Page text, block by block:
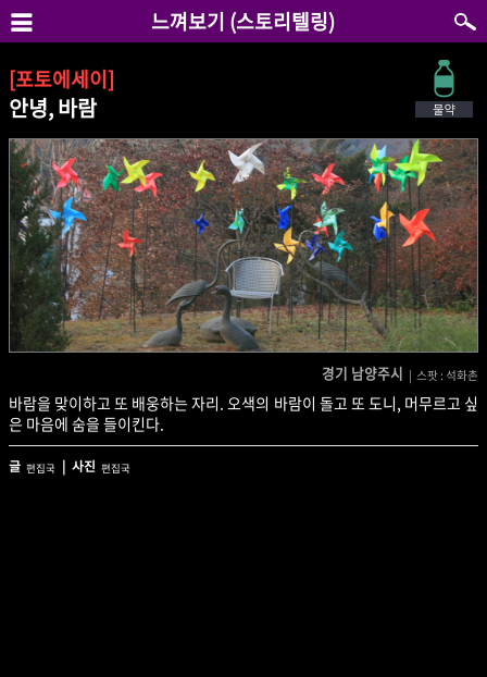
느껴보기 (스토리텔링)
[포토에세이]
안녕, 바람
경기 남양주시 | 스팟 : 석화촌
바람을 맞이하고 또 배웅하는 자리. 오색의 바람이 돌고 또 도니, 머무르고 싶
은 마음에 숨을 들이킨다.
글 편집국 | 사진 편집국